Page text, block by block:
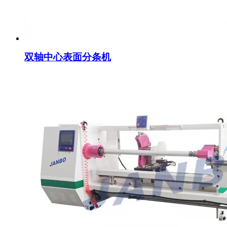
双轴中心表面分条机